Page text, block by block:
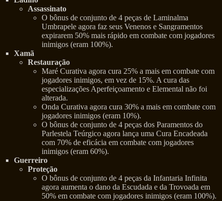
Assassinato
O bônus de conjunto de 4 peças de Laminalma
Umbrapele agora faz seus Venenos e Sangramentos
expirarem 50% mais rápido em combate com jogadores
inimigos (eram 100%).
Xamã
Restauração
Maré Curativa agora cura 25% a mais em combate com
jogadores inimigos, em vez de 15%. A cura das
especializações Aperfeiçoamento e Elemental não foi
alterada.
Onda Curativa agora cura 30% a mais em combate com
jogadores inimigos (eram 10%).
O bônus de conjunto de 4 peças dos Paramentos do
Parlestela Teúrgico agora lança uma Cura Encadeada
com 70% de eficácia em combate com jogadores
inimigos (eram 60%).
Guerreiro
Proteção
O bônus de conjunto de 4 peças da Infantaria Infinita
agora aumenta o dano da Escudada e da Trovoada em
50% em combate com jogadores inimigos (eram 100%).